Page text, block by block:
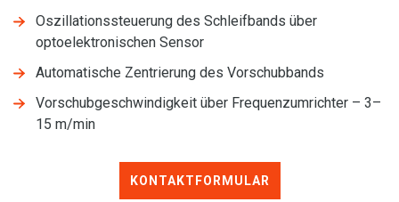
Oszillationssteuerung des Schleifbands über
optoelektronischen Sensor
Automatische Zentrierung des Vorschubbands
Vorschubgeschwindigkeit über Frequenzumrichter – 3–
15 m/min
KONTAKTFORMULAR